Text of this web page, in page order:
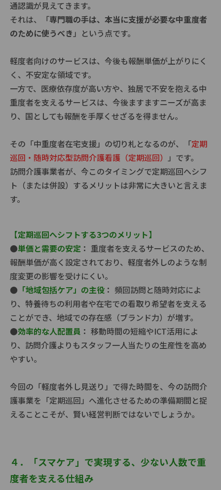
通認識が見えてきます。
それは、「専門職の手は、本当に支援が必要な中重度者
のために使うべき」という点です。
軽度者向けのサービスは、今後も報酬単価が上がりにく
く、不安定な領域です。
一方で、医療依存度が高い方や、独居で不安を抱える中
重度者を支えるサービスは、今後ますますニーズが高ま
り、国としても報酬を手厚くせざるを得ません。
その「中重度者在宅支援」の切り札となるのが、「定期
巡回・随時対応型訪問介護看護（定期巡回） 」です。
訪問介護事業者が、今このタイミングで定期巡回へシフ
ト（または併設）するメリットは非常に大きいと言えま
す。
【定期巡回へシフトする3つのメリット】
●単価と需要の安定 ： 重度者を支えるサービスのため、
報酬単価が高く設定されており、軽度者外しのような制
度変更の影響を受けにくい。
● 「地域包括ケア」の主役 ： 頻回訪問と随時対応によ
り、特養待ちの利用者や在宅での看取り希望者を支える
ことができ、地域での存在感（ブランド力）が増す。
●効率的な人配置員 ： 移動時間の短縮やICT活用によ
り、訪問介護よりもスタッフ一人当たりの生産性を高め
やすい。
今回の「軽度者外し見送り」で得た時間を、今の訪問介
護事業を「定期巡回」へ進化させるための準備期間と捉
えることこそが、賢い経営判断ではないでしょうか。
４．「スマケア」で実現する、少ない人数で重
度者を支える仕組み